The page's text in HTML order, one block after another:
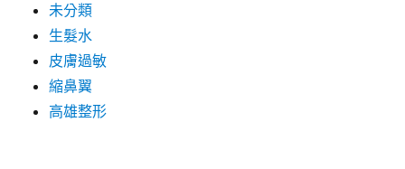
未分類
生髮水
皮膚過敏
縮鼻翼
高雄整形